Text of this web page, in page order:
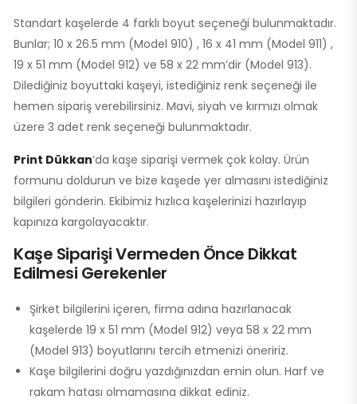
Standart kaşelerde 4 farklı boyut seçeneği bulunmaktadır.
Bunlar; 10 x 26.5 mm (Model 910) , 16 x 41 mm (Model 911) ,
19 x 51 mm (Model 912) ve 58 x 22 mm’dir (Model 913).
Dilediğiniz boyuttaki kaşeyi, istediğiniz renk seçeneği ile
hemen sipariş verebilirsiniz. Mavi, siyah ve kırmızı olmak
üzere 3 adet renk seçeneği bulunmaktadır.
Print Dükkan‘da kaşe siparişi vermek çok kolay. Ürün
formunu doldurun ve bize kaşede yer almasını istediğiniz
bilgileri gönderin. Ekibimiz hızlıca kaşelerinizi hazırlayıp
kapınıza kargolayacaktır.
Kaşe Siparişi Vermeden Önce Dikkat
Edilmesi Gerekenler
Şirket bilgilerini içeren, firma adına hazırlanacak
kaşelerde 19 x 51 mm (Model 912) veya 58 x 22 mm
(Model 913) boyutlarını tercih etmenizi öneririz.
Kaşe bilgilerini doğru yazdığınızdan emin olun. Harf ve
rakam hatası olmamasına dikkat ediniz.